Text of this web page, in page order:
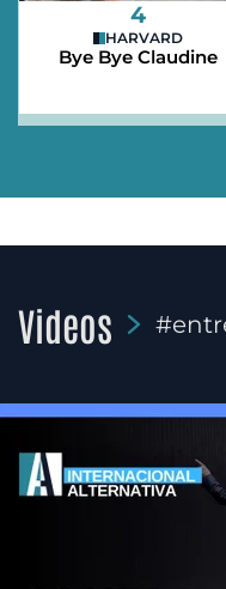
4
HARVARD
Bye Bye Claudine
Videos